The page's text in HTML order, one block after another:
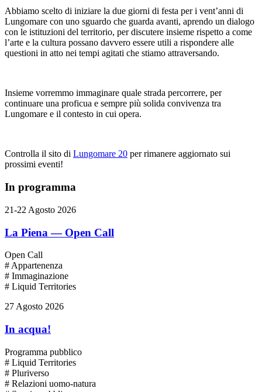
Abbiamo scelto di iniziare la due giorni di festa per i vent’anni di
Lungomare con uno sguardo che guarda avanti, aprendo un dialogo
con le istituzioni del territorio, per discutere insieme rispetto a come
l’arte e la cultura possano davvero essere utili a rispondere alle
questioni in atto nei tempi agitati che stiamo attraversando.
Insieme vorremmo immaginare quale strada percorrere, per
continuare una proficua e sempre più solida convivenza tra
Lungomare e il contesto in cui opera.
Controlla il sito di Lungomare 20 per rimanere aggiornato sui
prossimi eventi!
In programma
21-22 Agosto 2026
La Piena — Open Call
Open Call
# Appartenenza
# Immaginazione
# Liquid Territories
27 Agosto 2026
In acqua!
Programma pubblico
# Liquid Territories
# Pluriverso
# Relazioni uomo-natura